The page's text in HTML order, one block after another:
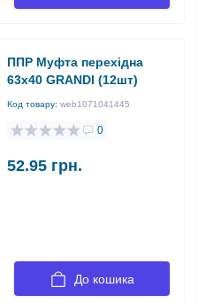
ППР Муфта перехідна
63х40 GRANDI (12шт)
Код товару: web1071041445
0
52.95 грн.
До кошика